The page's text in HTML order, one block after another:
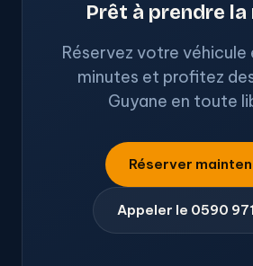
Prêt à prendre la
Réservez votre véhicule
minutes et profitez
Guyane en toute
Réserver
Appeler le 0590